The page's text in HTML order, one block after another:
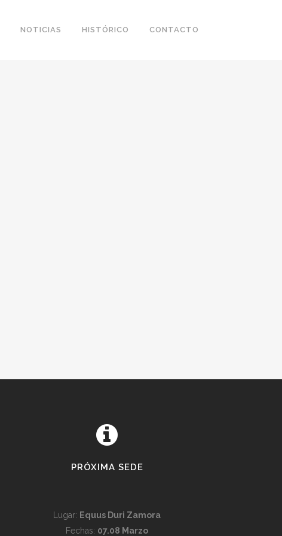
NOTICIAS HISTÓRICO CONTACTO
PRÓXIMA SEDE
Lugar: Equus Duri Zamora
Fechas: 07.08 Marzo